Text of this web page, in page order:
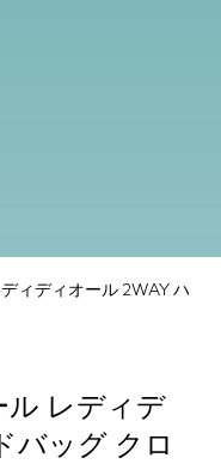
ィディオール 2WAY ハ
ル レディデ
バッグ クロ